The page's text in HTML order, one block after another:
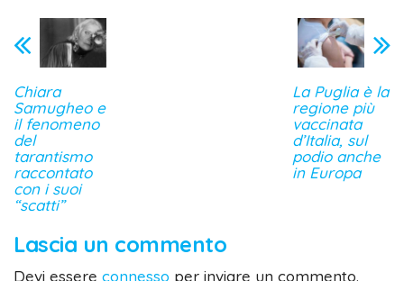
Chiara
Samugheo e
il fenomeno
del
tarantismo
raccontato
con i suoi
“scatti”
La Puglia è la
regione più
vaccinata
d’Italia, sul
podio anche
in Europa
Lascia un commento
Devi essere connesso per inviare un commento.